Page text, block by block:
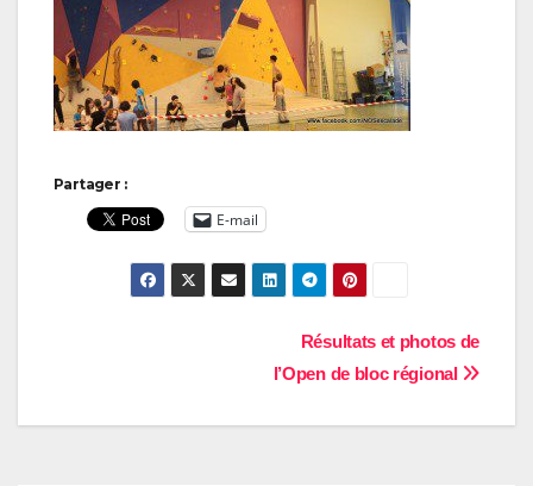
Partager :
E-mail
Résultats et photos de
l’Open de bloc régional